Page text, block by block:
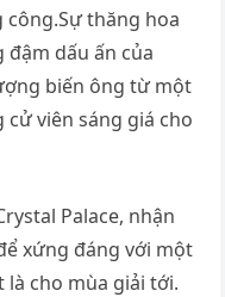
công.Sự thăng hoa
dấu ấn của
biến ông từ một
viên sáng giá cho
Palace, nhận
xứng đáng với một
cho mùa giải tới.